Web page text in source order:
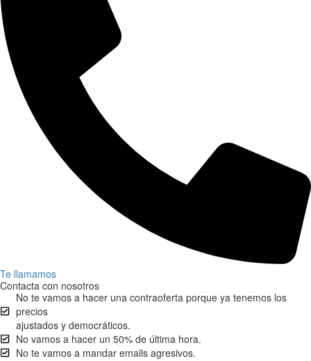
Te llamamos
Contacta con nosotros
No te vamos a hacer una contraoferta porque ya tenemos los
precios
ajustados y democráticos.
No vamos a hacer un 50% de última hora.
No te vamos a mandar emails agresivos.